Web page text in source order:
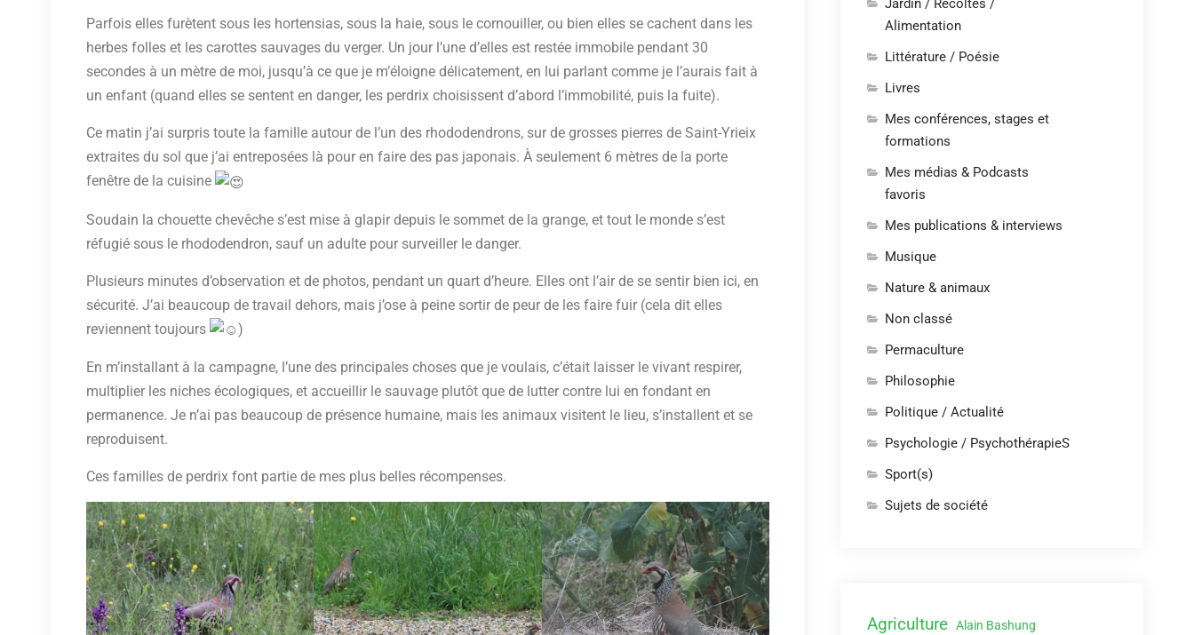
Parfois elles furètent sous les hortensias, sous la haie, sous le cornouiller, ou bien elles se cachent dans les
herbes folles et les carottes sauvages du verger. Un jour l’une d’elles est restée immobile pendant 30
secondes à un mètre de moi, jusqu’à ce que je m’éloigne délicatement, en lui parlant comme je l’aurais fait à
un enfant (quand elles se sentent en danger, les perdrix choisissent d’abord l’immobilité, puis la fuite).
Ce matin j’ai surpris toute la famille autour de l’un des rhododendrons, sur de grosses pierres de Saint-Yrieix
extraites du sol que j’ai entreposées là pour en faire des pas japonais. À seulement 6 mètres de la porte
fenêtre de la cuisine
Soudain la chouette chevêche s’est mise à glapir depuis le sommet de la grange, et tout le monde s’est
réfugié sous le rhododendron, sauf un adulte pour surveiller le danger.
Plusieurs minutes d’observation et de photos, pendant un quart d’heure. Elles ont l’air de se sentir bien ici, en
sécurité. J’ai beaucoup de travail dehors, mais j’ose à peine sortir de peur de les faire fuir (cela dit elles
reviennent toujours
)
En m’installant à la campagne, l’une des principales choses que je voulais, c’était laisser le vivant respirer,
multiplier les niches écologiques, et accueillir le sauvage plutôt que de lutter contre lui en fondant en
permanence. Je n’ai pas beaucoup de présence humaine, mais les animaux visitent le lieu, s’installent et se
reproduisent.
Ces familles de perdrix font partie de mes plus belles récompenses.
Jardin / Récoltes /
Alimentation
Littérature / Poésie
Livres
Mes conférences, stages et
formations
Mes médias & Podcasts
favoris
Mes publications & interviews
Musique
Nature & animaux
Non classé
Permaculture
Philosophie
Politique / Actualité
Psychologie / PsychothérapieS
Sport(s)
Sujets de société
Agriculture Alain Bashung